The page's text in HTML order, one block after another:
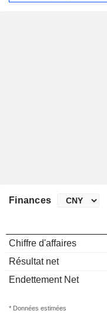
Finances
Chiffre d'affaires
Résultat net
Endettement Net
* Données estimées